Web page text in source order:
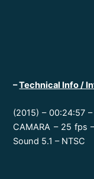
–Technical Info /
(2015) – 00:24:57
CAMARA – 25 fps
Sound 5.1 – NTSC